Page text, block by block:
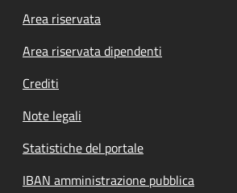
Footer menu
Area riservata
Area riservata dipendenti
Crediti
Note legali
Statistiche del portale
IBAN amministrazione pubblica